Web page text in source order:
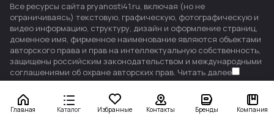
Главная Каталог Избранные Контакты Бренды Компания
Все ресурсы сайта pryanosti41.ru, включая (но не
ограничиваясь) текстовую, графическую, фотографическую и
видео информацию, структуру, дизайн и оформление страниц,
доменное имя, фирменное наименование являются объектами
авторского права и прав на интеллектуальную собственность,
защищены российским законодательством и международными
соглашениями об охране авторских прав. Читать далее